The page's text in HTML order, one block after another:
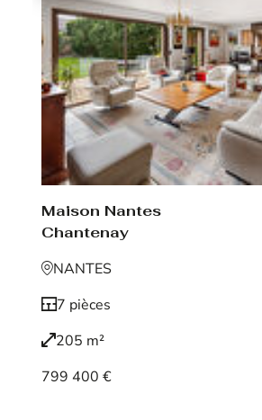
Maison Nantes
Chantenay
NANTES
7 pièces
205 m²
799 400 €